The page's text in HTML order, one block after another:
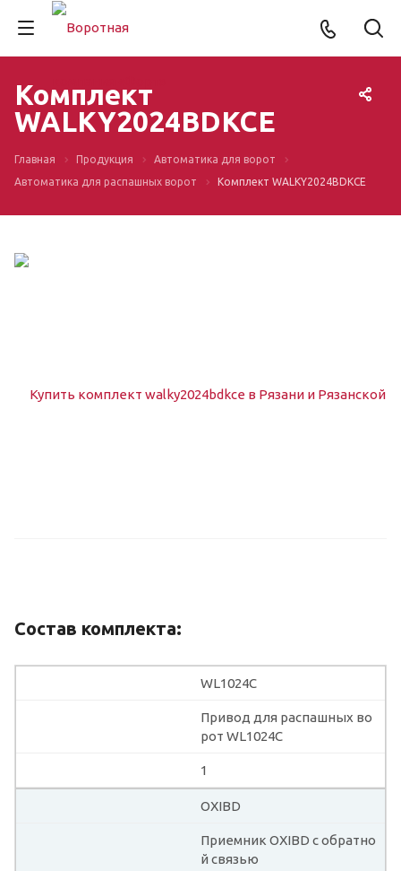
Комплект
WALKY2024BDKCE
Главная Продукция
Автоматика для ворот
Автоматика для распашных ворот
Комплект WALKY2024BDKCE
Состав комплекта:
WL1024C
Привод для распашных во
рот WL1024C
1
OXIBD
Приемник OXIBD с обратно
й связью